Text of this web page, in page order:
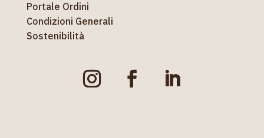
Portale Ordini
Condizioni Generali
Sostenibilità